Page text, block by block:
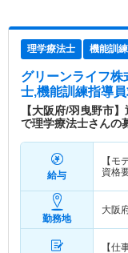
理学療法士 機能訓
グリーンライフ株
士,機能訓練指導
【大阪府/羽曳野市
で理学療法士さんの
給与
【モ
資格
勤務地
大阪
【仕